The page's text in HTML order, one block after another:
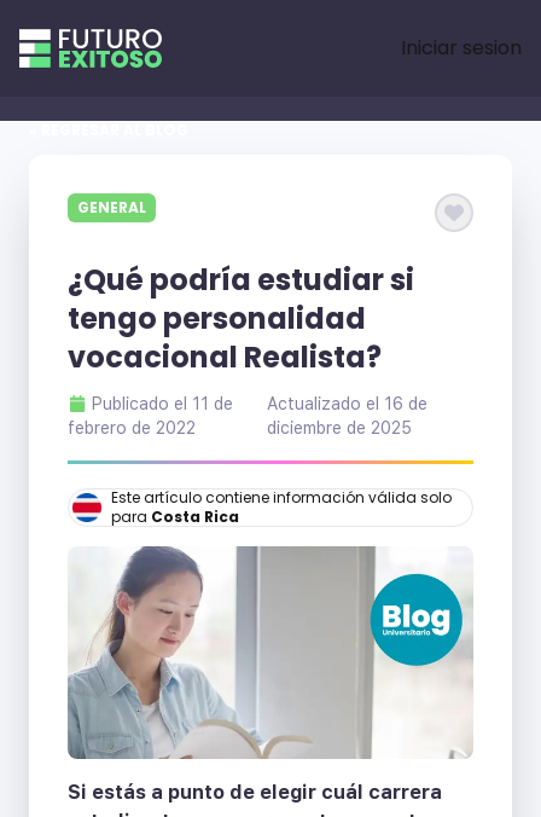
Iniciar sesion
GENERAL
¿Qué podría estudiar si
tengo personalidad
vocacional Realista?
Publicado el 11 de
febrero de 2022
Actualizado el 16 de
diciembre de 2025
Este artículo contiene información válida solo
para Costa Rica
Si estás a punto de elegir cuál carrera